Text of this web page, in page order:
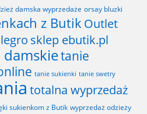
damska wyprzedaże orsay bluzki
z Butik Outlet
sklep ebutik.pl
tanie
tanie sukienki tanie swetry
totalna wyprzedaż
sukienkom z Butik wyprzedaż odzieży